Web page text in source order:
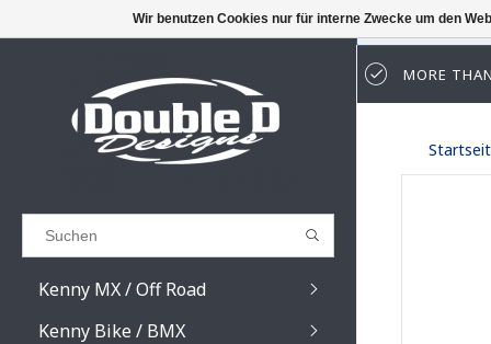
Results found (0)
ZURÜCK
Kenny MX / Off Road
Kenny Bike / BMX
MORE
Wir benutzen Cookies nur für interne Zwecke um den